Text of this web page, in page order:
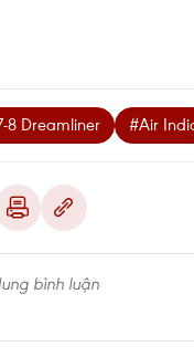
8 Dreamliner #Air